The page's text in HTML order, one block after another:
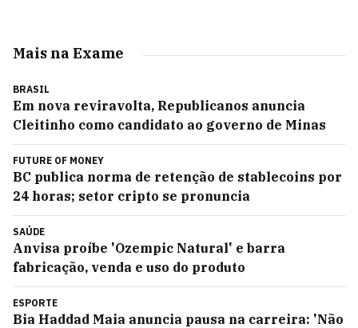
Mais na Exame
BRASIL
Em nova reviravolta, Republicanos anuncia
Cleitinho como candidato ao governo de Minas
FUTURE OF MONEY
BC publica norma de retenção de stablecoins por
24 horas; setor cripto se pronuncia
SAÚDE
Anvisa proíbe 'Ozempic Natural' e barra
fabricação, venda e uso do produto
ESPORTE
Bia Haddad Maia anuncia pausa na carreira: 'Não